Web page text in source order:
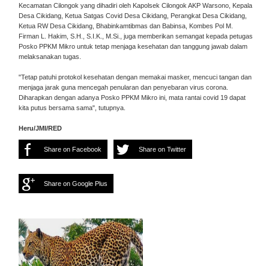
Kecamatan Cilongok yang dihadiri oleh Kapolsek Cilongok AKP Warsono, Kepala
Desa Cikidang, Ketua Satgas Covid Desa Cikidang, Perangkat Desa Cikidang,
Ketua RW Desa Cikidang, Bhabinkamtibmas dan Babinsa, Kombes Pol M.
Firman L. Hakim, S.H., S.I.K., M.Si., juga memberikan semangat kepada petugas
Posko PPKM Mikro untuk tetap menjaga kesehatan dan tanggung jawab dalam
melaksanakan tugas.
"Tetap patuhi protokol kesehatan dengan memakai masker, mencuci tangan dan
menjaga jarak guna mencegah penularan dan penyebaran virus corona.
Diharapkan dengan adanya Posko PPKM Mikro ini, mata rantai covid 19 dapat
kita putus bersama sama", tutupnya.
Heru/JMI/RED
Share on Facebook Share on Twitter
Share on Google Plus